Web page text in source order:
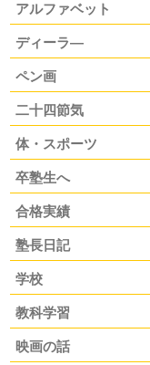
アルファベット
ディーラ―
ペン画
二十四節気
体・スポーツ
卒塾生へ
合格実績
塾長日記
学校
教科学習
映画の話